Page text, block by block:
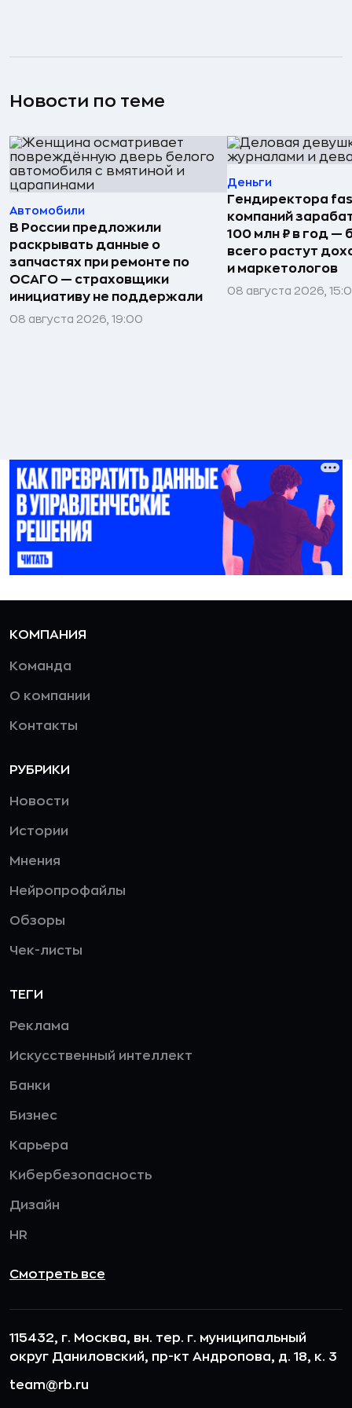
Новости по теме
Автомобили
В России предложили
раскрывать данные о
запчастях при ремонте по
ОСАГО — страховщики
инициативу не поддержали
08 августа 2026, 19:00
Деньги
Гендиректора
компаний
100 млн ₽ в год —
всего растут
и маркетологов
08 августа 2026,
КОМПАНИЯ
Команда
О компании
Контакты
РУБРИКИ
Новости
Истории
Мнения
Нейропрофайлы
Обзоры
Чек-листы
ТЕГИ
Реклама
Искусственный интеллект
Банки
Бизнес
Карьера
Кибербезопасность
Дизайн
HR
Смотреть все
115432, г. Москва, вн. тер. г. муниципальный
округ Даниловский, пр-кт Андропова, д. 18, к. 3
team@rb.ru